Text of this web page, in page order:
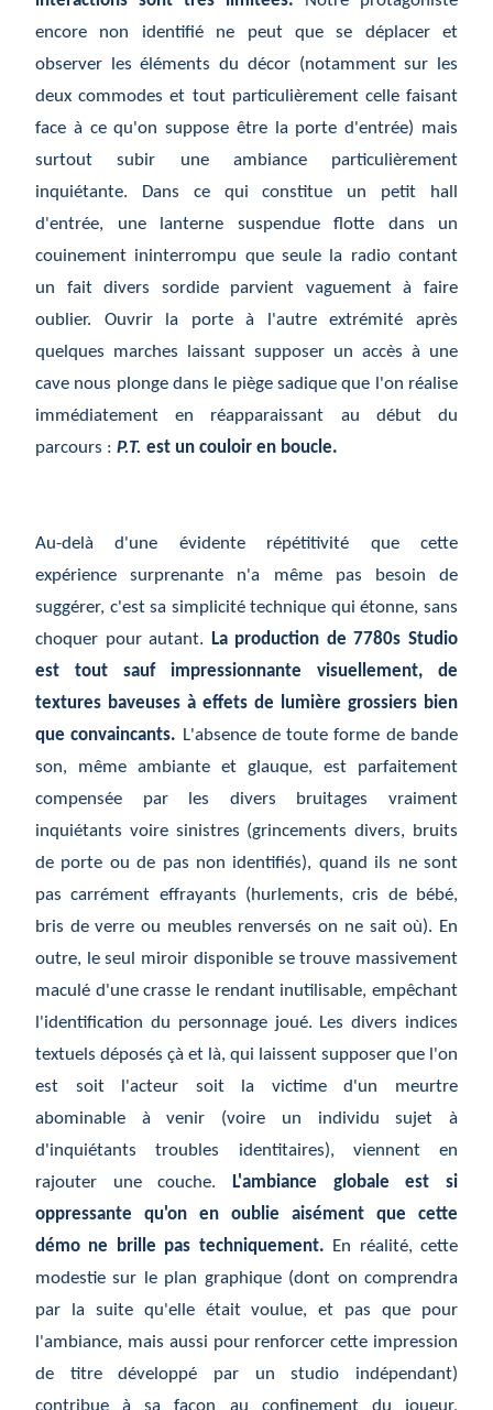
encore non identifié ne peut que se déplacer et
observer les éléments du décor (notamment sur les
deux commodes et tout particulièrement celle faisant
face à ce qu'on suppose être la porte d'entrée) mais
surtout subir une ambiance particulièrement
inquiétante. Dans ce qui constitue un petit hall
d'entrée, une lanterne suspendue flotte dans un
couinement ininterrompu que seule la radio contant
un fait divers sordide parvient vaguement à faire
oublier. Ouvrir la porte à l'autre extrémité après
quelques marches laissant supposer un accès à une
cave nous plonge dans le piège sadique que l'on réalise
immédiatement en réapparaissant au début du
parcours : P.T. est un couloir en boucle.
Au-delà d'une évidente répétitivité que cette
expérience surprenante n'a même pas besoin de
suggérer, c'est sa simplicité technique qui étonne, sans
choquer pour autant.
La production de 7780s Studio
est tout sauf impressionnante visuellement, de
textures baveuses à effets de lumière grossiers bien
que convaincants. L'absence de toute forme de bande
son, même ambiante et glauque, est parfaitement
compensée par les divers bruitages vraiment
inquiétants voire sinistres (grincements divers, bruits
de porte ou de pas non identifiés), quand ils ne sont
pas carrément effrayants (hurlements, cris de bébé,
bris de verre ou meubles renversés on ne sait où). En
outre, le seul miroir disponible se trouve massivement
maculé d'une crasse le rendant inutilisable, empêchant
l'identification du personnage joué. Les divers indices
textuels déposés çà et là, qui laissent supposer que l'on
est soit l'acteur soit la victime d'un meurtre
abominable à venir (voire un individu sujet à
d'inquiétants troubles identitaires), viennent en
rajouter une couche.
L'ambiance globale est si
oppressante qu'on en oublie aisément que cette
démo ne brille pas techniquement. En réalité, cette
modestie sur le plan graphique (dont on comprendra
par la suite qu'elle était voulue, et pas que pour
l'ambiance, mais aussi pour renforcer cette impression
de titre développé par un studio indépendant)
contribue à sa façon au confinement du joueur,